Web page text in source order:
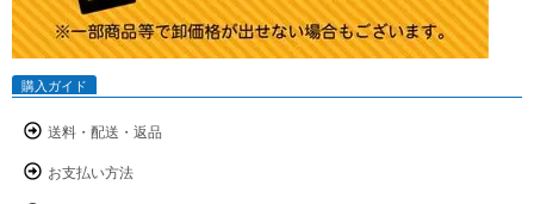
購入ガイド
送料・配送・返品
お支払い方法